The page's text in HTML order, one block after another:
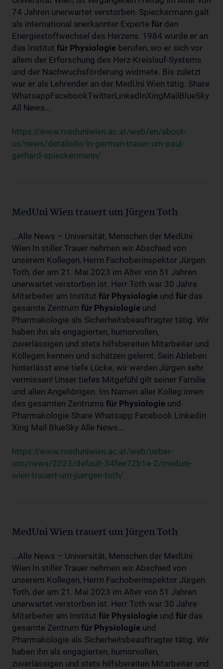
74 Jahren unerwartet verstorben. Spieckermann galt
als international anerkannter Experte für den
Energiestoffwechsel des Herzens. 1984 wurde er an
das Institut für Physiologie berufen, wo er sich vor
allem der Erforschung des Herz-Kreislauf-Systems
und der Nachwuchsförderung widmete. Bis zuletzt
war er als Lehrender an der MedUni Wien tätig. Share
WhatsappFacebookTwitterLinkedInXingMailBlueSky
All News...
https://www.meduniwien.ac.at/web/en/about-
us/news/detailsite/in-german-trauer-um-paul-
gerhard-spieckermann/
MedUni Wien trauert um Jürgen Toth
...Alle News – Universität, Menschen der MedUni
Wien In stiller Trauer nehmen wir Abschied von
unserem Kollegen, Herrn Fachoberinspektor Jürgen
Toth, der am 21. Mai 2023 im Alter von 51 Jahren
unerwartet verstorben ist. Herr Toth war 30 Jahre
Mitarbeiter am Institut für Physiologie und für das
gesamte Zentrum für Physiologie und
Pharmakologie als Sicherheitsbeauftragter tätig. Wir
haben ihn als engagierten, humorvollen,
zuverlässigen und stets hilfsbereiten Mitarbeiter und
Kollegen kennen und schätzen gelernt. Sein Ableben
hinterlässt eine tiefe Lücke, wir werden Jürgen sehr
vermissen! Unser tiefes Mitgefühl gilt seiner Familie
und allen Angehörigen. Im Namen aller Kolleg:innen
des gesamten Zentrums für Physiologie und
Pharmakologie Share Whatsapp Facebook LinkedIn
Xing Mail BlueSky Alle News...
https://www.meduniwien.ac.at/web/ueber-
uns/news/2023/default-34fee72b1e-2/meduni-
wien-trauert-um-juergen-toth/
MedUni Wien trauert um Jürgen Toth
...Alle News – Universität, Menschen der MedUni
Wien In stiller Trauer nehmen wir Abschied von
unserem Kollegen, Herrn Fachoberinspektor Jürgen
Toth, der am 21. Mai 2023 im Alter von 51 Jahren
unerwartet verstorben ist. Herr Toth war 30 Jahre
Mitarbeiter am Institut für Physiologie und für das
gesamte Zentrum für Physiologie und
Pharmakologie als Sicherheitsbeauftragter tätig. Wir
haben ihn als engagierten, humorvollen,
zuverlässigen und stets hilfsbereiten Mitarbeiter und